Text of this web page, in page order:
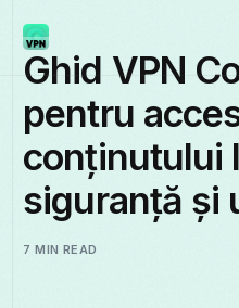
Ghid VPN
pentru
conținutului
siguranță și
7 MIN READ